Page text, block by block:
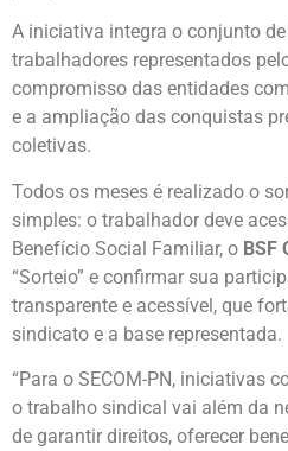
A iniciativa integra o conjunto
trabalhadores representados
compromisso das entidades
e a ampliação das conquistas
coletivas.
Todos os meses é realizado o
simples: o trabalhador deve
Benefício Social Familiar, o BSF
“Sorteio” e confirmar sua
transparente e acessível, que
sindicato e a base representada.
“Para o SECOM-PN, iniciativas
o trabalho sindical vai além da
de garantir direitos, oferecer